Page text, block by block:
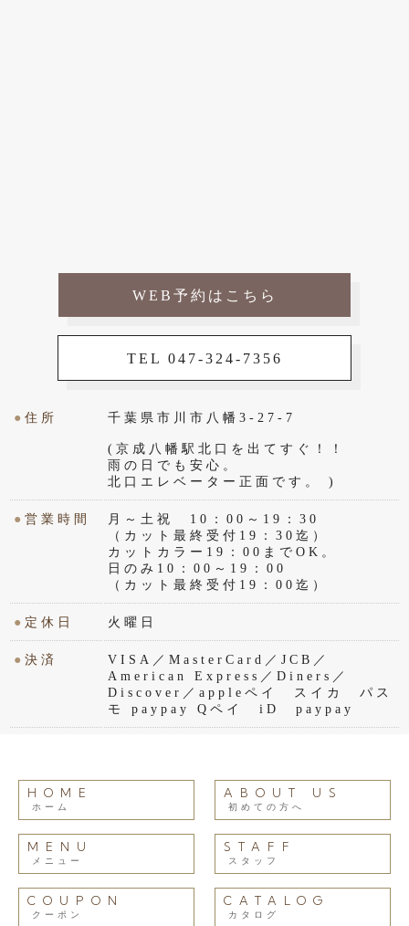
WEB予約はこちら
TEL 047-324-7356
●住所 千葉県市川市八幡3-27-7
(京成八幡駅北口を出てすぐ！！
雨の日でも安心。
北口エレベーター正面です。 )
●営業時間
月～土祝 10：00～19：30
（カット最終受付19：30迄）
カットカラー19：00までOK。
日のみ10：00～19：00
（カット最終受付19：00迄）
● 定休日 火曜日
●決済
VISA／MasterCard／JCB／
American Express／Diners／
Discover／appleペイ スイカ パス
モ paypay Qペイ iD paypay
HOME
ホーム
ABOUT US
初めての方へ
MENU
メニュー
STAFF
スタッフ
COUPON
クーポン
CATALOG
カタログ